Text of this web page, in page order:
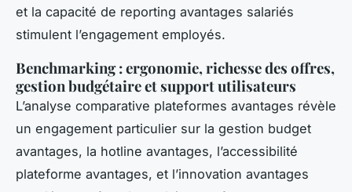
et la capacité de reporting avantages salariés
stimulent l’engagement employés.
Benchmarking : ergonomie, richesse des offres,
gestion budgétaire et support utilisateurs
L’analyse comparative plateformes avantages révèle
un engagement particulier sur la gestion budget
avantages, la hotline avantages, l’accessibilité
plateforme avantages, et l’innovation avantages